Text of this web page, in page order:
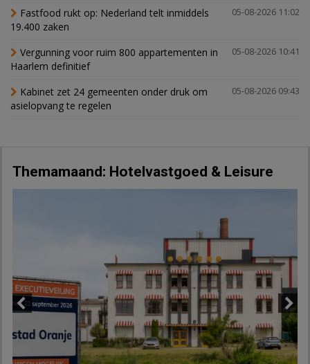
05-08-2026 11:02
Fastfood rukt op: Nederland telt inmiddels
19.400 zaken
05-08-2026 10:41
Vergunning voor ruim 800 appartementen in
Haarlem definitief
05-08-2026 09:43
Kabinet zet 24 gemeenten onder druk om
asielopvang te regelen
Themamaand: Hotelvastgoed & Leisure
Next